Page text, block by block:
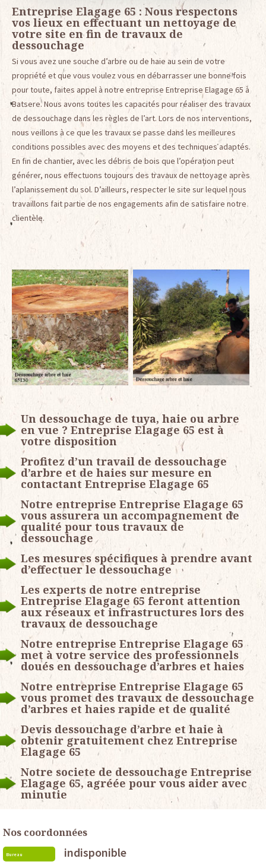
Entreprise Elagage 65 : Nous respectons
vos lieux en effectuant un nettoyage de
votre site en fin de travaux de
dessouchage
Si vous avez une souche d’arbre ou de haie au sein de votre
propriété et que vous voulez vous en débarrasser une bonne fois
pour toute, faites appel à notre entreprise Entreprise Elagage 65 à
Batsere. Nous avons toutes les capacités pour réaliser des travaux
de dessouchage dans les règles de l’art. Lors de nos interventions,
nous veillons à ce que les travaux se passe dans les meilleures
conditions possibles avec des moyens et des techniques adaptés.
En fin de chantier, avec les débris de bois que l’opération peut
générer, nous effectuons toujours des travaux de nettoyage après
l’aplanissement du sol. D’ailleurs, respecter le site sur lequel nous
travaillons fait partie de nos engagements afin de satisfaire notre
clientèle.
Un dessouchage de tuya, haie ou arbre
en vue ? Entreprise Elagage 65 est à
votre disposition
Profitez d’un travail de dessouchage
d’arbre et de haies sur mesure en
contactant Entreprise Elagage 65
Notre entreprise Entreprise Elagage 65
vous assurera un accompagnement de
qualité pour tous travaux de
dessouchage
Les mesures spécifiques à prendre avant
d’effectuer le dessouchage
Les experts de notre entreprise
Entreprise Elagage 65 feront attention
aux réseaux et infrastructures lors des
travaux de dessouchage
Notre entreprise Entreprise Elagage 65
met à votre service des professionnels
doués en dessouchage d’arbres et haies
Notre entreprise Entreprise Elagage 65
vous promet des travaux de dessouchage
d’arbres et haies rapide et de qualité
Devis dessouchage d’arbre et haie à
obtenir gratuitement chez Entreprise
Elagage 65
Notre societe de dessouchage Entreprise
Elagage 65, agréée pour vous aider avec
minutie
Nos coordonnées
Bureau indisponible